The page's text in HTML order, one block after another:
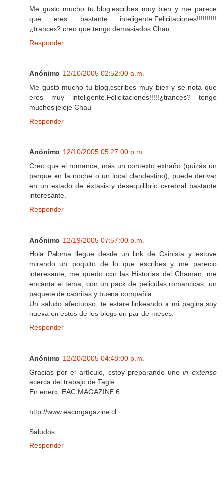
Me gusto mucho tu blog,escribes muy bien y me parece
que eres bastante inteligente.Felicitaciones!!!!!!!!!!
¿trances? creo que tengo demasiados Chau
Responder
Anónimo 12/10/2005 02:52:00 a.m.
Me gustó mucho tu blog,escribes muy bien y se nota que
eres muy inteligente.Felicitaciones!!!!!¿trances? tengo
muchos jejeje Chau
Responder
Anónimo 12/10/2005 05:27:00 p.m.
Creo que el romance, más un contexto extraño (quizás un
parque en la noche o un local clandestino), puede derivar
en un estado de éxtasis y desequilibrio cerebral bastante
interesante.
Responder
Anónimo 12/19/2005 07:57:00 p.m.
Hola Paloma llegue desde un link de Cainista y estuve
mirando un poquito de lo que escribes y me parecio
interesante, me quedo con las Historias del Chaman, me
encanta el tema, con un pack de peliculas romanticas, un
paquete de cabritas y buena compañia
Un saludo afectuoso, te estare linkeando a mi pagina,soy
nueva en estos de los blogs un par de meses.
Responder
Anónimo 12/20/2005 04:48:00 p.m.
Gracias por el artículo, estoy preparando unoin extenso
acerca del trabajo de Tagle.
En enero, EAC MAGAZINE 6:
http://www.eacmgagazine.cl
Saludos
Responder